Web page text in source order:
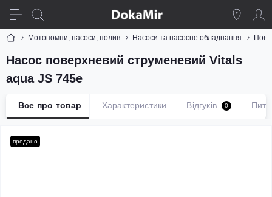
Мотопомпи, насоси, полив Насоси та насосне обладнання
Насос поверхневий струменевий Vitals
aqua JS 745e
Все про товар Характеристики Відгуків 0
продано